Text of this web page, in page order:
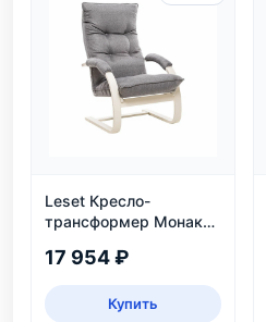
Leset Кресло-
трансформер Монако,
17 954 ₽
Купить